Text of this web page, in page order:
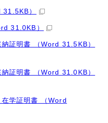
31.5KB）
31.0KB）
納証明書 （Word 31.5KB）
納証明書 （Word 31.0KB）
在学証明書 （Word